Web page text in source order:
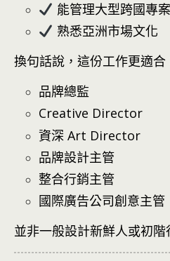
能管理大型跨國專案
熟悉亞洲市場文化
換句話說，這份工作更適合
品牌總監
Creative Director
資深 Art Director
品牌設計主管
整合行銷主管
國際廣告公司創意主管
並非一般設計新鮮人或初階